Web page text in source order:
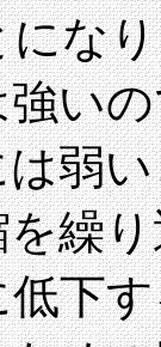
な
い
弱
繰
下